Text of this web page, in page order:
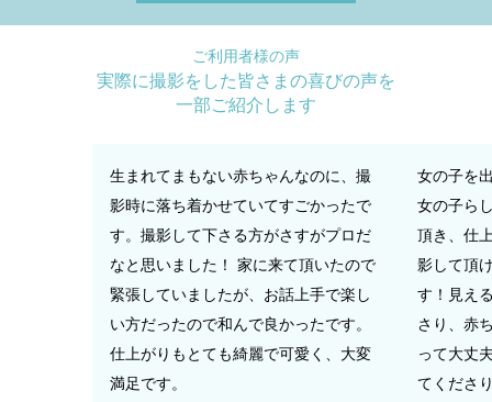
ご利用者様の声
実際に撮影をした皆さまの喜びの声を
一部ご紹介します
生まれてまもない赤ちゃんなのに、撮
影時に落ち着かせていてすごかったで
す。撮影して下さる方がさすがプロだ
なと思いました！ 家に来て頂いたので
緊張していましたが、お話上手で楽し
い方だったので和んで良かったです。
仕上がりもとても綺麗で可愛く、大変
満足です。
女の子を
女の子ら
頂き、仕
影して頂
す！見え
さり、赤
って大丈
てくださ